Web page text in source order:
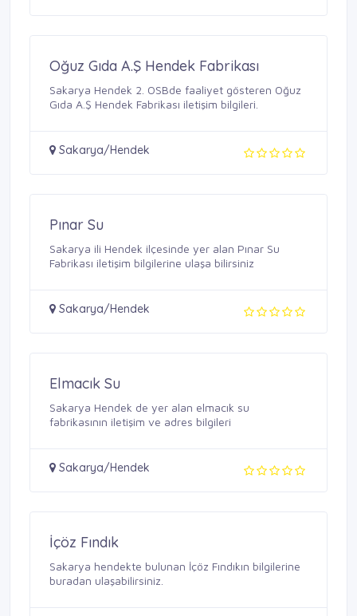
Oğuz Gıda A.Ş Hendek Fabrikası
Sakarya Hendek 2. OSBde faaliyet gösteren Oğuz
Gıda A.Ş Hendek Fabrikası iletişim bilgileri.
Sakarya/Hendek
Pınar Su
Sakarya ili Hendek ilçesinde yer alan Pınar Su
Fabrikası iletişim bilgilerine ulaşa bilirsiniz
Sakarya/Hendek
Elmacık Su
Sakarya Hendek de yer alan elmacık su
fabrikasının iletişim ve adres bilgileri
Sakarya/Hendek
İçöz Fındık
Sakarya hendekte bulunan İçöz Fındıkın bilgilerine
buradan ulaşabilirsiniz.